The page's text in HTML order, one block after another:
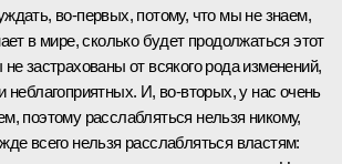
во‑первых, потому, что мы не знаем,
в мире, сколько будет продолжаться этот
застрахованы от всякого рода изменений,
неблагоприятных. И, во‑вторых, у нас очень
поэтому расслабляться нельзя никому,
всего нельзя расслабляться властям: